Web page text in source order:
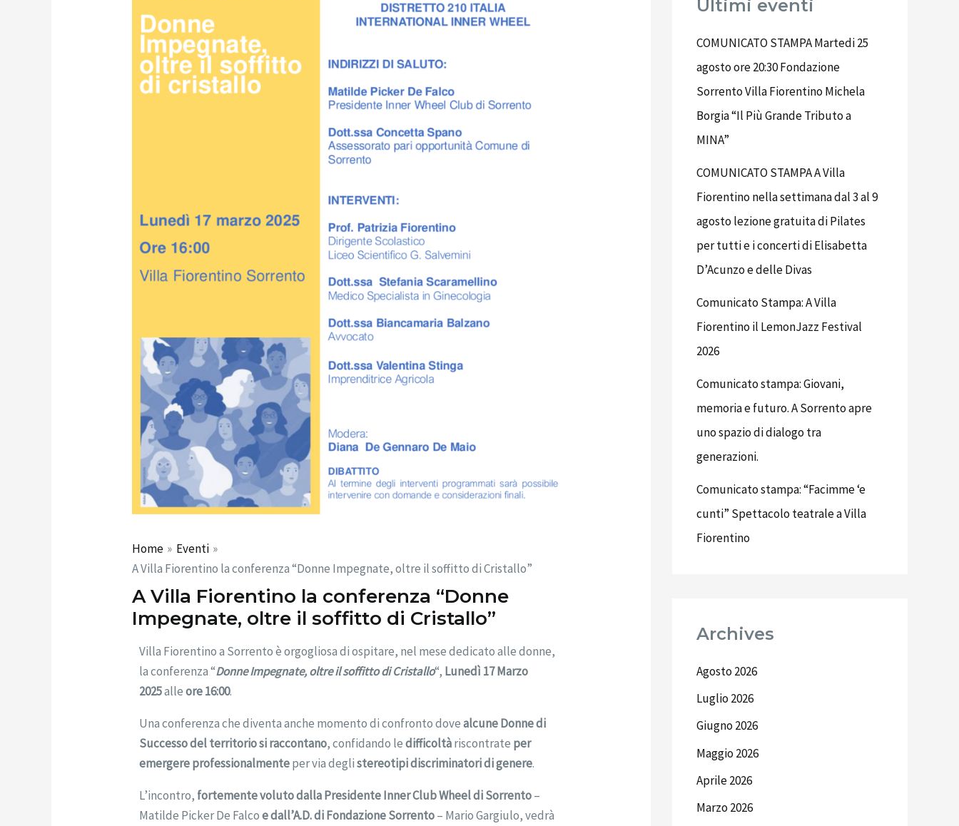
Home
Eventi
A Villa Fiorentino la conferenza “Donne Impegnate, oltre il soffitto di Cristallo”
A Villa Fiorentino la conferenza “Donne
Impegnate, oltre il soffitto di Cristallo”
Villa Fiorentino a Sorrento è orgogliosa di ospitare, nel mese dedicato alle donne,
la conferenza “Donne Impegnate, oltre il soffitto di Cristallo“, Lunedì 17 Marzo
2025alleore 16:00.
Una conferenza che diventa anche momento di confronto dovealcune Donne di
Successo del territorio si raccontano, confidando ledifficoltàriscontrate per
emergere professionalmenteper via deglistereotipi discriminatori di genere.
L’incontro, fortemente voluto dalla Presidente Inner Club Wheel di Sorrento–
Matilde Picker De Falcoe dall’A.D. di Fondazione Sorrento– Mario Gargiulo, vedrà
Ultimi eventi
COMUNICATO STAMPA Martedi 25
agosto ore 20:30 Fondazione
Sorrento Villa Fiorentino Michela
Borgia “Il Più Grande Tributo a
MINA”
COMUNICATO STAMPA A Villa
Fiorentino nella settimana dal 3 al 9
agosto lezione gratuita di Pilates
per tutti e i concerti di Elisabetta
D’Acunzo e delle Divas
Comunicato Stampa: A Villa
Fiorentino il LemonJazz Festival
2026
Comunicato stampa: Giovani,
memoria e futuro. A Sorrento apre
uno spazio di dialogo tra
generazioni.
Comunicato stampa: “Facimme ‘e
cunti” Spettacolo teatrale a Villa
Fiorentino
Archives
Agosto 2026
Luglio 2026
Giugno 2026
Maggio 2026
Aprile 2026
Marzo 2026